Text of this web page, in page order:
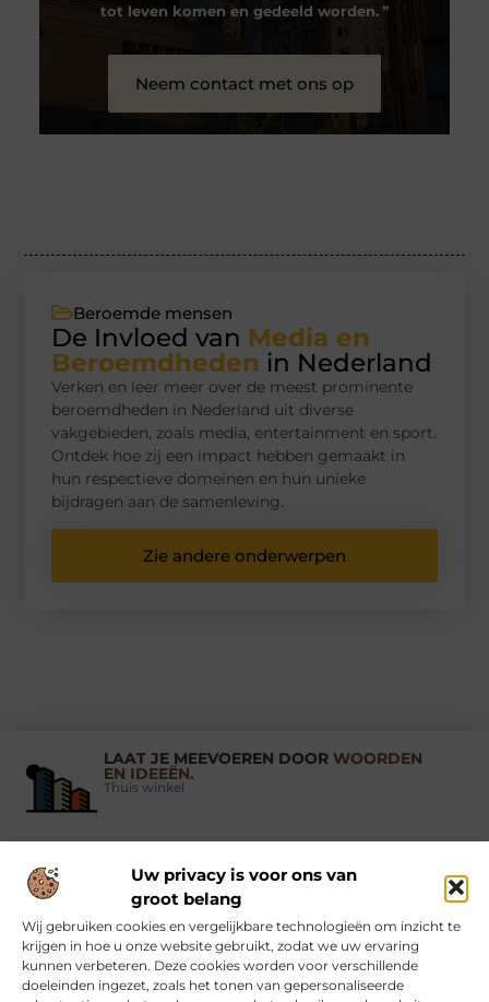
Uw privacy is voor ons van
groot belang
Wij gebruiken cookies en vergelijkbare technologieën om inzicht te
krijgen in hoe u onze website gebruikt, zodat we uw ervaring
kunnen verbeteren. Deze cookies worden voor verschillende
doeleinden ingezet, zoals het tonen van gepersonaliseerde
tot leven komen en gedeeld worden.❞
Neem contact met ons op
Beroemde mensen
De Invloed van Media en
Beroemdheden in Nederland
Verken en leer meer over de meest prominente
beroemdheden in Nederland uit diverse
vakgebieden, zoals media, entertainment en sport.
Ontdek hoe zij een impact hebben gemaakt in
hun respectieve domeinen en hun unieke
bijdragen aan de samenleving.
Zie andere onderwerpen
LAAT JE MEEVOEREN DOOR WOORDEN
EN IDEEËN.
Thuis winkel
Vind Ons Hier :
Beroemdheden Uit de Media Partners Over ons